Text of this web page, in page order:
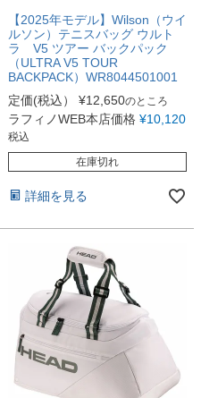
【2025年モデル】Wilson（ウイ
ルソン）テニスバッグ ウルト
ラ V5 ツアー バックパック
（ULTRA V5 TOUR
BACKPACK）WR8044501001
定価(税込）
¥12,650のところ
ラフィノWEB本店価格 ¥10,120
税込
在庫切れ
詳細を見る